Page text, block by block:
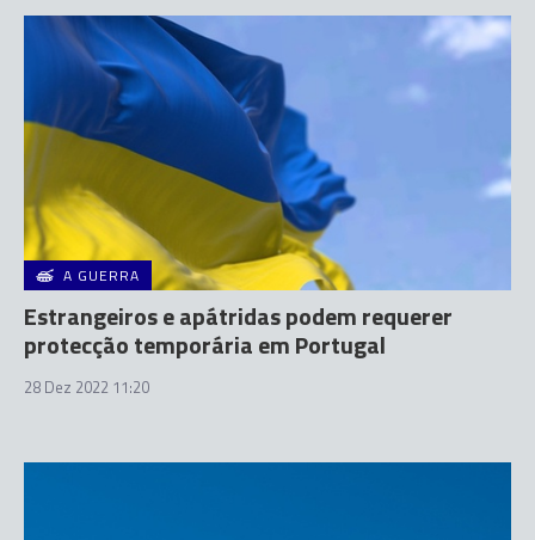
A GUERRA
Estrangeiros e apátridas podem requerer
protecção temporária em Portugal
28 Dez 2022 11:20